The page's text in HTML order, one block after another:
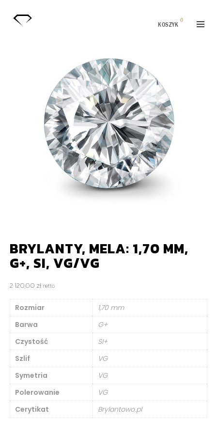
KOSZYK
0
BRYLANTY, MELA: 1,70 MM,
G+, SI, VG/VG
2 120,00 zł netto
Rozmiar
1,70 mm
Barwa
G+
Czystość
SI+
Szlif
VG
Symetria
VG
Polerowanie
VG
Cerytikat
Brylantowo.pl